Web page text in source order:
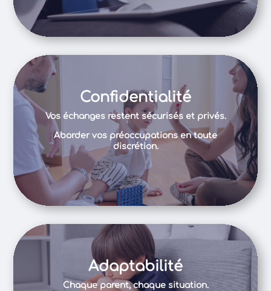
Confidentialité
Vos échanges restent sécurisés et privés.
Aborder vos préoccupations en toute
discrétion.
Adaptabilité
Chaque parent, chaque situation.